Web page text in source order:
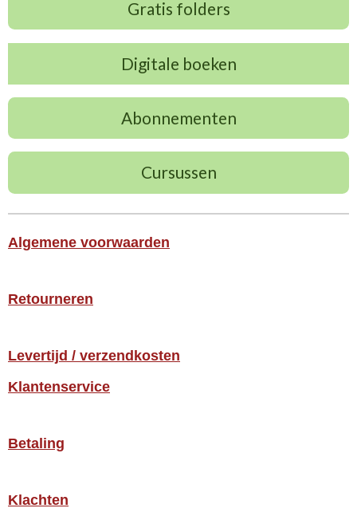
Gratis folders
Digitale boeken
Abonnementen
Cursussen
Algemene voorwaarden
Retourneren
Levertijd / verzendkosten
Klantenservice
Betaling
Klachten